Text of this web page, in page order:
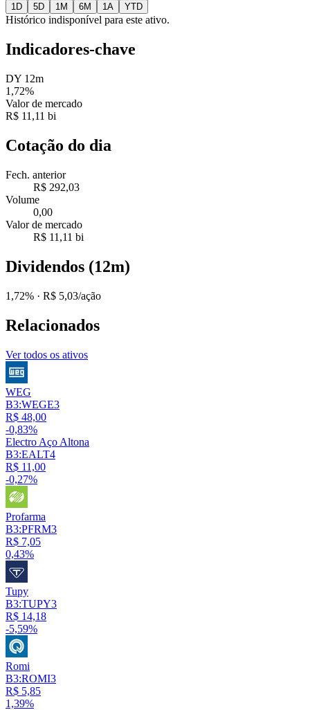
1D 5D 1M 6M 1A YTD
Histórico indisponível para este ativo.
Indicadores-chave
DY 12m
1,72%
Valor de mercado
R$ 11,11 bi
Cotação do dia
Fech. anterior
R$ 292,03
Volume
0,00
Valor de mercado
R$ 11,11 bi
Dividendos (12m)
1,72% · R$ 5,03/ação
Relacionados
Ver todos os ativos
WEG
B3:WEGE3
R$ 48,00
-0,83%
Electro Aço Altona
B3:EALT4
R$ 11,00
-0,27%
Profarma
B3:PFRM3
R$ 7,05
0,43%
Tupy
B3:TUPY3
R$ 14,18
-5,59%
Romi
B3:ROMI3
R$ 5,85
1,39%